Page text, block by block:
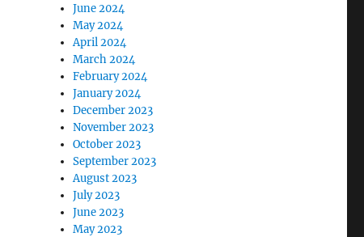
June 2024
May 2024
April 2024
March 2024
February 2024
January 2024
December 2023
November 2023
October 2023
September 2023
August 2023
July 2023
June 2023
May 2023